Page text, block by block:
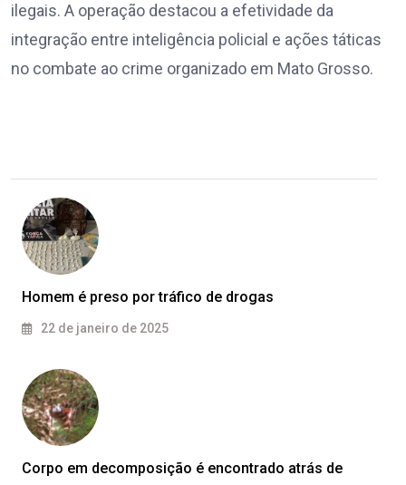
ilegais. A operação destacou a efetividade da
integração entre inteligência policial e ações táticas
no combate ao crime organizado em Mato Grosso.
Homem é preso por tráfico de drogas
22 de janeiro de 2025
Corpo em decomposição é encontrado atrás de